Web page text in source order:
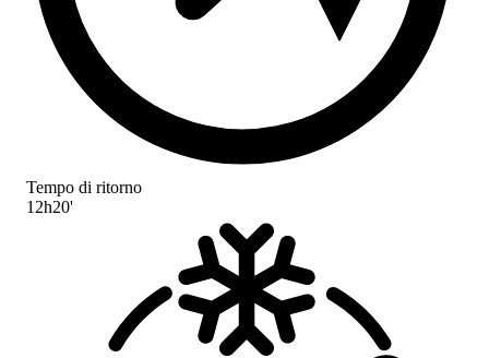
Tempo di ritorno
12h20'